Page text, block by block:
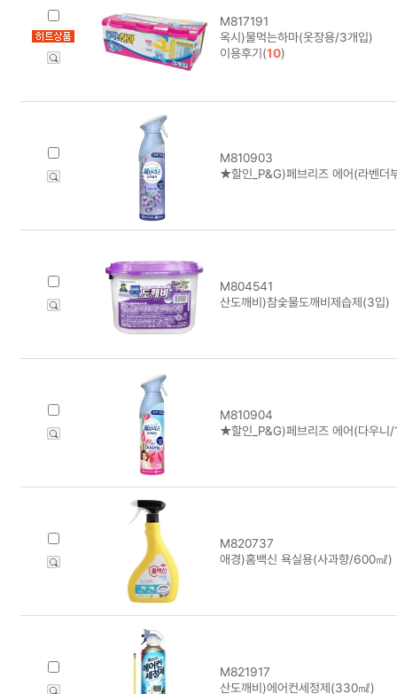
M817191
옥시)물먹는하마(옷장용/3개입)
이용후기(10)
M810903
★할인_P&G)페브리즈 에어(라벤더
M804541
산도깨비)참숯물도깨비제습제(3입)
M810904
★할인_P&G)페브리즈 에어(다우니
M820737
애경)홈백신 욕실용(사과향/600㎖)
M821917
산도깨비)에어컨세정제(330㎖)